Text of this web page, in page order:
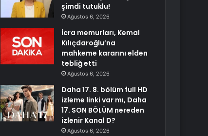
şimdi tutuklu!
Ağustos 6, 2026
İcra memurları, Kemal
Kılıçdaroğlu’na
mahkeme kararını elden
tebliğ etti
Ağustos 6, 2026
Daha 17. 8. bölüm full HD
izleme linki var mı, Daha
17. SON BÖLÜM nereden
izlenir Kanal D?
Ağustos 6, 2026